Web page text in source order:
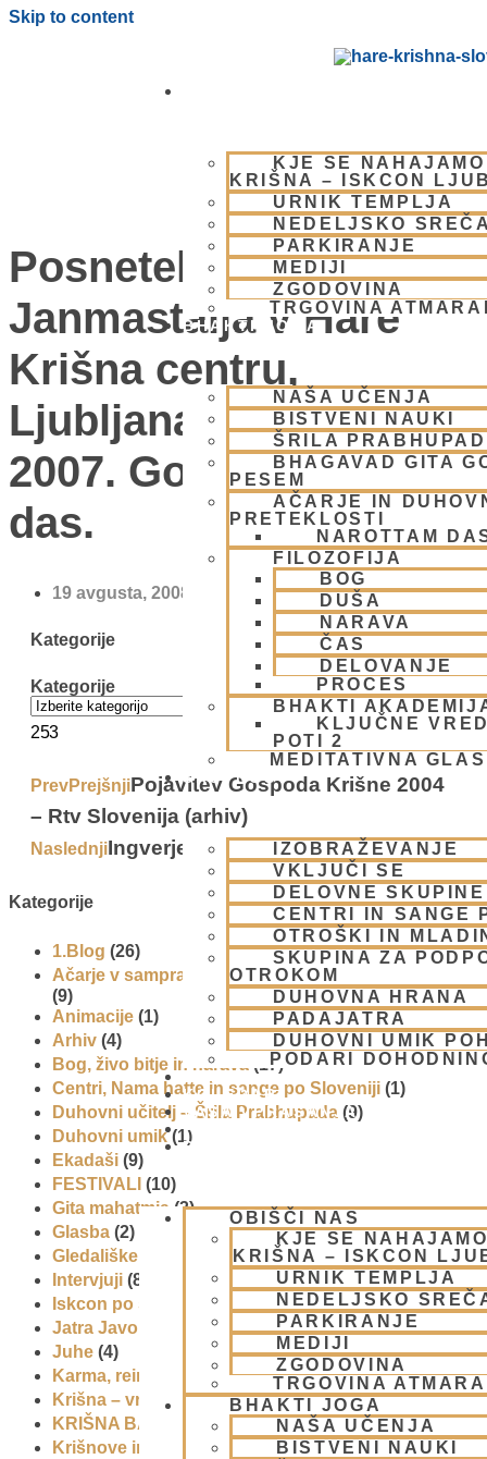
Skip to content
KJE SE
KRIŠNA – ISKCON
URNIK TEMPLJA
NEDELJSKO
PARKIRANJE
MEDIJI
ZGODOVINA
TRGOVINA
BHAKTI JOGA
NAŠA UČENJA
BISTVENI NAUKI
ŠRILA
BHAGAVAD GITA
PESEM
AČARJE IN
PRETEKLOSTI
NAROTTAM
FILOZOFIJA
BOG
DUŠA
NARAVA
ČAS
DELOVANJE
PROCES
BHAKTI
KLJUČNE
POTI 2
MEDITATIVNA
SKUPNOST
IZOBRAŽEVANJE
VKLJUČI SE
DELOVNE SKUPINE
CENTRI IN SANGE
OTROŠKI IN
SKUPINA ZA
OTROKOM
DUHOVNA HRANA
PADAJATRA
DUHOVNI UMIK
PODARI
DONIRAJ
KOLEDAR
VAŠA VPRAŠANJA
PIŠI NAM
BLOG
OBIŠČI NAS
KJE SE
KRIŠNA – ISKCON
URNIK TEMPLJA
NEDELJSKO
PARKIRANJE
MEDIJI
ZGODOVINA
TRGOVINA
BHAKTI JOGA
NAŠA UČENJA
BISTVENI NAUKI
Posnetek praznovanje
Janmastaija v Hare
Krišna centru,
Ljubljana, Slovenija
2007. Govori Kurma
das.
19 avgusta, 2008
Kategorije
Kategorije
253
PrevPrejšnjiPojavitev Gospoda Krišne 2004
– Rtv Slovenija (arhiv)
NaslednjiIngverjev čaj
Kategorije
1.Blog (26)
Ačarje v sampradaji – duhovni učitelji iz preteklosti
(9)
Animacije (1)
Arhiv (4)
Bog, živo bitje in narava (17)
Centri, Nama hatte in sange po Sloveniji (1)
Duhovni učitelj – Šrila Prabhupada (9)
Duhovni umik(1)
Ekadaši (9)
FESTIVALI (10)
Gita mahatmja (3)
Glasba (2)
Gledališke igre
Intervjuji (8)
Iskcon po svetu
Jatra Javornik 2008(1)
Juhe (4)
Karma, reinkarnacija in bhakti(8)
Krišna – vrhovna božanska oseba(7)
KRIŠNA BAZAR
(1)
Krišnove inkarnacije